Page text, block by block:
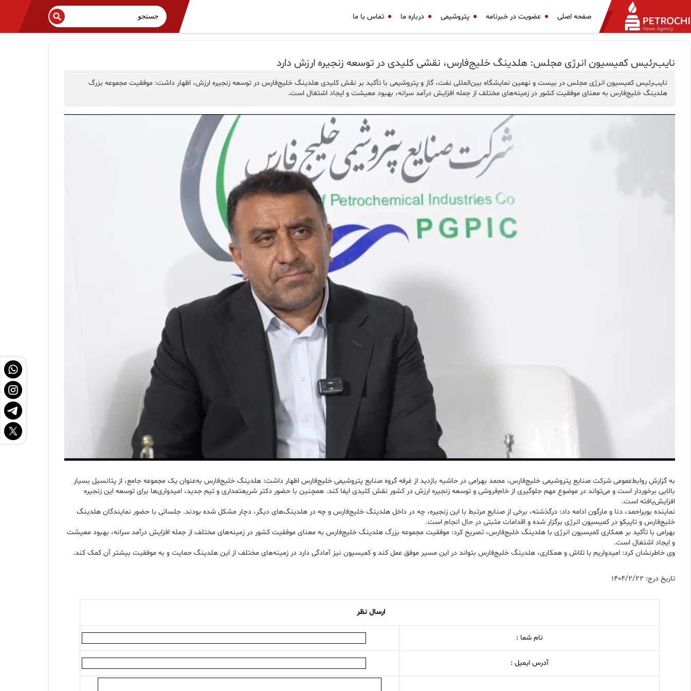
صفحه اصلی عضویت در خبرنامه پتروشیمی درباره ما تماس با ما
نایب‌رئیس کمیسیون انرژی مجلس: هلدینگ خلیج‌فارس، نقشی کلیدی در توسعه زنجیره ارزش دارد
نایب‌رئیس کمیسیون انرژی مجلس در بیست و نهمین نمایشگاه بین‌المللی نفت، گاز و پتروشیمی با تأکید بر نقش کلیدی هلدینگ خلیج‌فارس در توسعه زنجیره ارزش، اظهار داشت: موفقیت مجموعه بزرگ
هلدینگ خلیج‌فارس به معنای موفقیت کشور در زمینه‌های مختلف از جمله افزایش درآمد سرانه، بهبود معیشت و ایجاد اشتغال است.
به گزارش روابط‌عمومی شرکت صنایع پتروشیمی خلیج‌فارس، محمد بهرامی در حاشیه بازدید از غرفه گروه صنایع پتروشیمی خلیج‌فارس اظهار داشت: هلدینگ خلیج‌فارس به‌عنوان یک مجموعه جامع، از پتانسیل بسیار
بالایی برخوردار است و می‌تواند در موضوع مهم جلوگیری از خام‌فروشی و توسعه زنجیره ارزش در کشور نقش کلیدی ایفا کند. همچنین با حضور دکتر شریعتمداری و تیم جدید، امیدواری‌ها برای توسعه این زنجیره
افزایش‌یافته است.
نماینده بویراحمد، دنا و مارگون ادامه داد: درگذشته، برخی از صنایع مرتبط با این زنجیره، چه در داخل هلدینگ خلیج‌فارس و چه در هلدینگ‌های دیگر، دچار مشکل شده بودند. جلساتی با حضور نمایندگان هلدینگ
خلیج‌فارس و تاپیکو در کمیسیون انرژی برگزار شده و اقدامات مثبتی در حال انجام است.
بهرامی با تأکید بر همکاری کمیسیون انرژی با هلدینگ خلیج‌فارس، تصریح کرد: موفقیت مجموعه بزرگ هلدینگ خلیج‌فارس به معنای موفقیت کشور در زمینه‌های مختلف از جمله افزایش درآمد سرانه، بهبود معیشت
و ایجاد اشتغال است.
وی خاطرنشان کرد: امیدواریم با تلاش و همکاری، هلدینگ خلیج‌فارس بتواند در این مسیر موفق عمل کند و کمیسیون نیز آمادگی دارد در زمینه‌های مختلف از این هلدینگ حمایت و به موفقیت بیشتر آن کمک کند.
تاریخ درج: 1404/2/22
ارسال نظر
نام شما :
آدرس ایمیل :